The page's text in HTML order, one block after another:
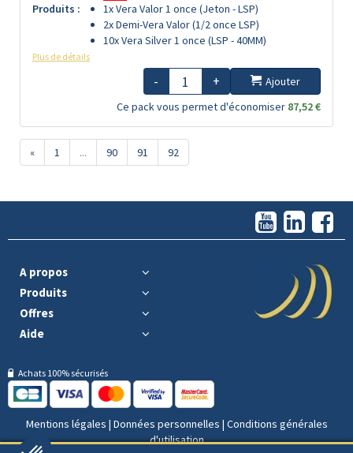
Produits :
1x Vera Valor 1 once (Jeton - LSP)
2x Demi-Vera Valor (1/2 once LSP)
10x Vera Silver 1 once (LSP - 40MM)
Plus de détails
- +
Ajouter
Ce pack vous permet d'économiser 87,52 €
« 1 ... 90 91 92
A propos
Produits
Offres
Aide
Achats 100% sécurisés
Mentions légales | Données personnelles | Conditions générales
d'utilisation